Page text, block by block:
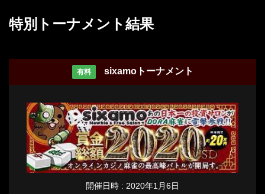
特別トーナメント結果
有料 sixamoトーナメント
開催日時 : 2020年1月6日